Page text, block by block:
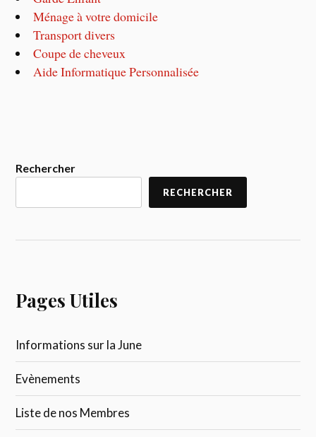
Ménage à votre domicile
Transport divers
Coupe de cheveux
Aide Informatique Personnalisée
Rechercher
RECHERCHER
Pages Utiles
Informations sur la June
Evènements
Liste de nos Membres